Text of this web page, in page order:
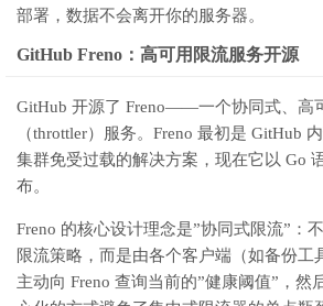
部署，数据不会离开你的服务器。
GitHub Freno：高可用限流服务开源
GitHub 开源了 Freno——一个协同式、高
（throttler）服务。Freno 最初是 GitHub
集群免受过载的解决方案，现在它以 Go
布。
Freno 的核心设计理念是”协同式限流”：
限流策略，而是由各个客户端（如备份工
主动向 Freno 查询当前的”健康阈值”，然